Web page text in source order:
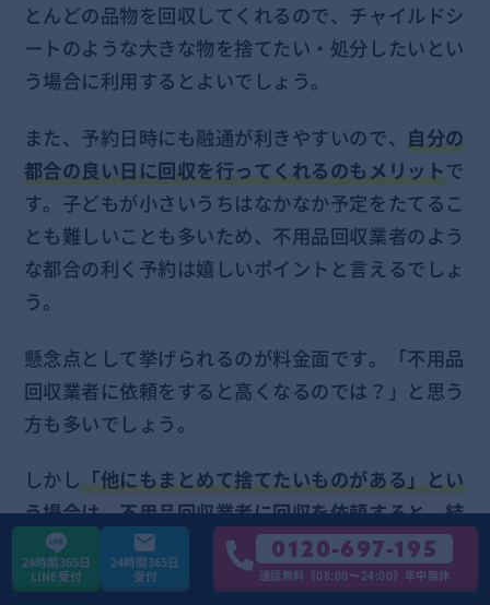
とんどの品物を回収してくれるので、チャイルドシ
ートのような大きな物を捨てたい・処分したいとい
う場合に利用するとよいでしょう。
また、予約日時にも融通が利きやすいので、自分の
都合の良い日に回収を行ってくれるのもメリットで
す。子どもが小さいうちはなかなか予定をたてるこ
とも難しいことも多いため、不用品回収業者のよう
な都合の利く予約は嬉しいポイントと言えるでしょ
う。
懸念点として挙げられるのが料金面です。「不用品
回収業者に依頼をすると高くなるのでは？」と思う
方も多いでしょう。
しかし「他にもまとめて捨てたいものがある」とい
う場合は、不用品回収業者に回収を依頼すると、結
果的にコストを抑えられる 可能性があります。
24時間365日
LINE受付
24時間365日
受付
0120-697-195
通話無料《08:00〜24:00》年中無休